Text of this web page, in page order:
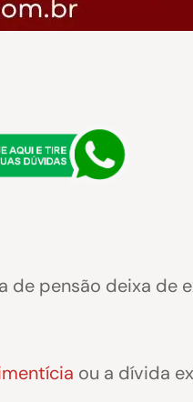
de pensão deixa de
ou a dívida